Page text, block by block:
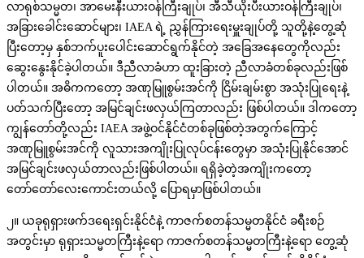
လာရုစ်သမ္မတ၊ အာမေးနီးယားဝန်ကြီးချုပ်၊ အီသီယိုးပီးယားဝန်ကြီးချုပ်၊
အခြားခေါင်းဆောင်များ၊ IAEA ရဲ့ ညွှန်ကြားရေးမှူးချုပ်တို့ သူတို့နဲ့တွေ့ဆုံ
ပြီးတော့မှ နှစ်ဘက်ပူးပေါင်းဆောင်ရွက်နိုင်တဲ့ အခြေအနေတွေကိုလည်း
ဆွေးနွေးနိုင်ခဲ့ပါတယ်။ ဒီညီလာခံဟာ ထူးခြားတဲ့ ညီလာခံတစ်ခုလည်းဖြစ်
ပါတယ်။ အဓိကကတော့ အဏုမြူစွမ်းအင်ကို ငြိမ်းချမ်းစွာ အသုံးပြုရေးနဲ့
ပတ်သက်ပြီးတော့ အမြင်ချင်းဖလှယ်ကြတာလည်း ဖြစ်ပါတယ်။ ဒါကတော့
ကျွန်တော်တို့လည်း IAEA အဖွဲ့ဝင်နိုင်ငံတစ်ခုဖြစ်တဲ့အတွက်ကြောင့်
အဏုမြူစွမ်းအင်ကို လူသားအကျိုးပြုလုပ်ငန်းတွေမှာ အသုံးပြုနိုင်အောင်
အမြင်ချင်းဖလှယ်တာလည်းဖြစ်ပါတယ်။ ရရှိခဲ့တဲ့အကျိုးကတော့
တော်တော်လေးကောင်းတယ်လို့ ပြောရမှာဖြစ်ပါတယ်။
၂။ ယခုရုရှားဖက်ဒရေးရှင်းနိုင်ငံနဲ့ ကာဇက်စတန်သမ္မတနိုင်ငံ ခရီးစဉ်
အတွင်းမှာ ရုရှားသမ္မတကြီးနဲ့ရော ကာဇက်စတန်သမ္မတကြီးနဲ့ရော တွေ့ဆုံ